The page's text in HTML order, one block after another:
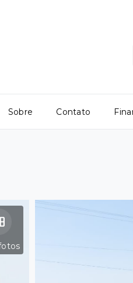
Sobre Contato